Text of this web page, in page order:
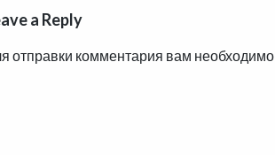
a Reply
отправки комментария вам необходимо